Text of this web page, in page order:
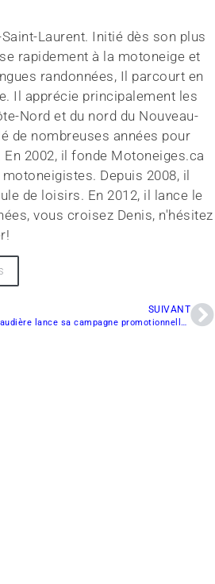
Laurent. Initié dès son plus
rapidement à la motoneige et
randonnées, Il parcourt en
Il apprécie principalement les
Nord et du nord du Nouveau-
de nombreuses années pour
2002, il fonde Motoneiges.ca
Depuis 2008, il
de loisirs. En 2012, il lance le
vous croisez Denis, n'hésitez
SUIVANT
Tourisme Lanaudière lance sa campagne promotionnelle d’hiver 2008